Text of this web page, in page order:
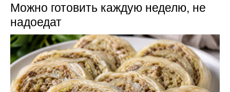
Можно готовить каждую неделю, не
надоедат